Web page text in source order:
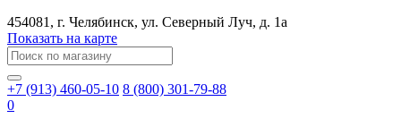
454081 , г. Челябинск, ул. ​Северный Луч, д. 1а
Показать на карте
+7 (913) 460-05-10 8 (800) 301-79-88
0